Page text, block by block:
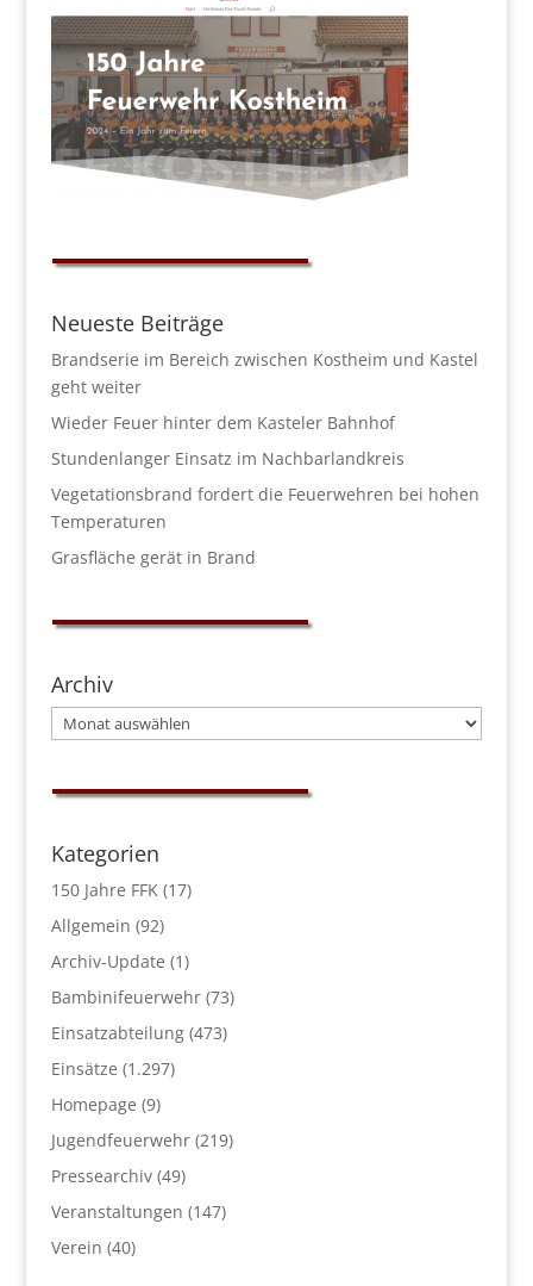
Neueste Beiträge
Brandserie im Bereich zwischen Kostheim und Kastel
geht weiter
Wieder Feuer hinter dem Kasteler Bahnhof
Stundenlanger Einsatz im Nachbarlandkreis
Vegetationsbrand fordert die Feuerwehren bei hohen
Temperaturen
Grasfläche gerät in Brand
Archiv
Archiv
Kategorien
150 Jahre FFK(17)
Allgemein (92)
Archiv-Update (1)
Bambinifeuerwehr(73)
Einsatzabteilung(473)
Einsätze (1.297)
Homepage (9)
Jugendfeuerwehr(219)
Pressearchiv(49)
Veranstaltungen (147)
Verein (40)